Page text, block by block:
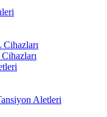
Aletleri